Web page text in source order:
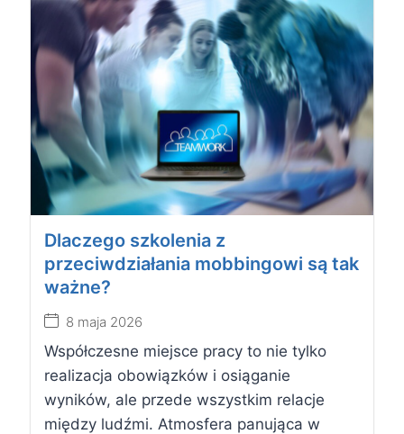
Dlaczego szkolenia z
przeciwdziałania mobbingowi są tak
ważne?
8 maja 2026
Współczesne miejsce pracy to nie tylko
realizacja obowiązków i osiąganie
wyników, ale przede wszystkim relacje
między ludźmi. Atmosfera panująca w